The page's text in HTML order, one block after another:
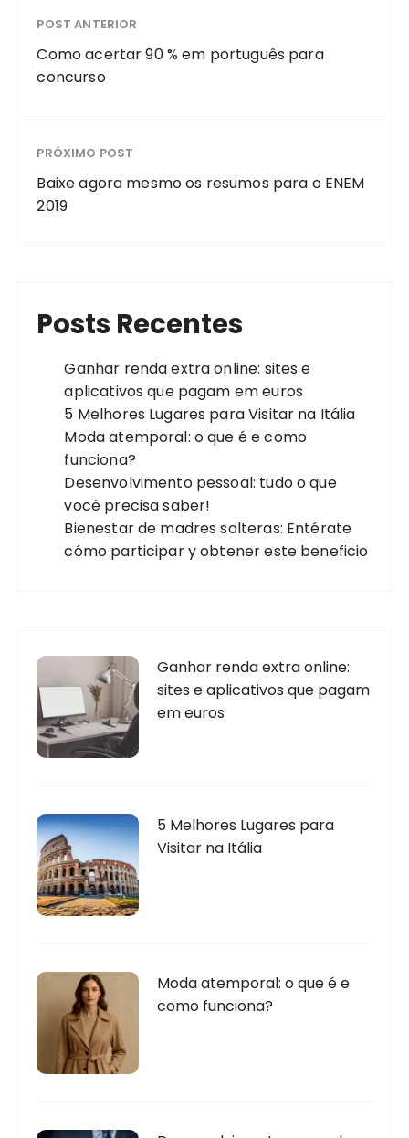
POST ANTERIOR
Como acertar 90 % em português para
concurso
PRÓXIMO POST
Baixe agora mesmo os resumos para o ENEM
2019
Posts Recentes
Ganhar renda extra online: sites e
aplicativos que pagam em euros
5 Melhores Lugares para Visitar na Itália
Moda atemporal: o que é e como
funciona?
Desenvolvimento pessoal: tudo o que
você precisa saber!
Bienestar de madres solteras: Entérate
cómo participar y obtener este beneficio
Ganhar renda extra online:
sites e aplicativos que pagam
em euros
5 Melhores Lugares para
Visitar na Itália
Moda atemporal: o que é e
como funciona?